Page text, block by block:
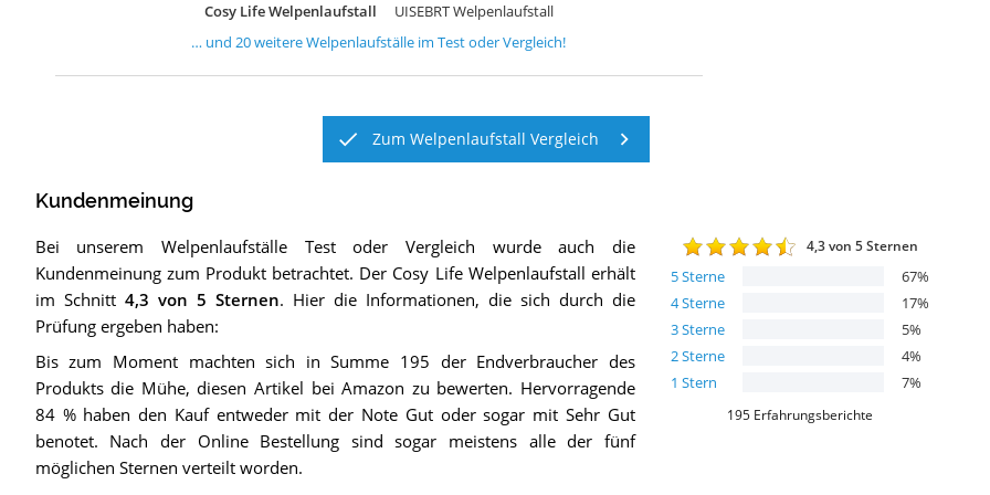
Cosy Life Welpenlaufstall UISEBRT Welpenlaufstall
… und20weitereWelpenlaufställe im Test oder Vergleich!
Zum Welpenlaufstall Vergleich
Kundenmeinung
4,3von 5 Sternen
5Sterne 67%
4Sterne 17%
3Sterne 5%
2Sterne 4%
1 Stern 7%
195 Erfahrungsberichte
Bei unserem Welpenlaufställe Test oder Vergleich wurde auch die
Kundenmeinung zum Produkt betrachtet. Der Cosy Life Welpenlaufstall erhält
im Schnitt 4,3 von 5 Sternen. Hier die Informationen, die sich durch die
Prüfung ergeben haben:
Bis zum Moment machten sich in Summe 195 der Endverbraucher des
Produkts die Mühe, diesen Artikel bei Amazon zu bewerten. Hervorragende
84 % haben den Kauf entweder mit der Note Gut oder sogar mit Sehr Gut
benotet. Nach der Online Bestellung sind sogar meistens alle der fünf
möglichen Sternen verteilt worden.